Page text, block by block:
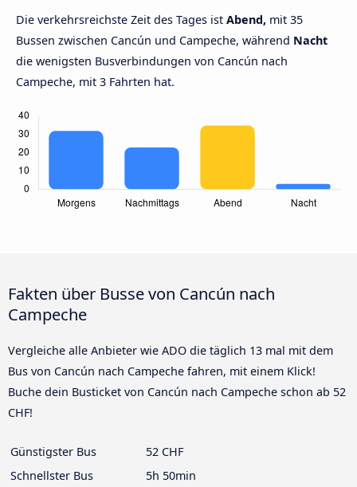
Die verkehrsreichste Zeit des Tages ist Abend, mit 35
Bussen zwischen Cancún und Campeche, während Nacht
die wenigsten Busverbindungen von Cancún nach
Campeche, mit 3 Fahrten hat.
Fakten über Busse von Cancún nach
Campeche
Vergleiche alle Anbieter wie ADO die täglich 13 mal mit dem
Bus von Cancún nach Campeche fahren, mit einem Klick!
Buche dein Busticket von Cancún nach Campeche schon ab 52
CHF!
Günstigster Bus
52 CHF
Schnellster Bus
5h 50min